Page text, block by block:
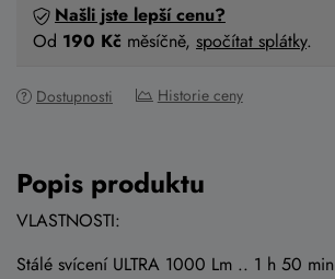
Našli jste lepší cenu?
Od 190 Kč měsíčně, spočítat splátky.
Dostupnosti Historie ceny
Popis produktu
VLASTNOSTI:
Stálé svícení ULTRA 1000 Lm .. 1 h 50 min